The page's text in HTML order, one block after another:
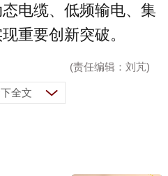
电缆、低频输电、集
重要创新突破。
(责任编辑：刘芃)
全文